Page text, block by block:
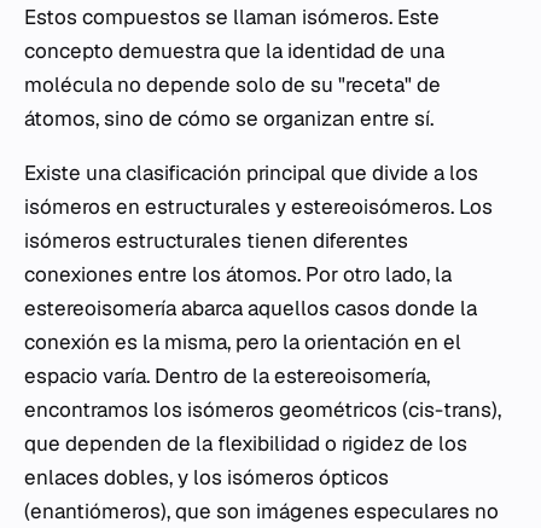
Estos compuestos se llaman isómeros. Este
concepto demuestra que la identidad de una
molécula no depende solo de su "receta" de
átomos, sino de cómo se organizan entre sí.
Existe una clasificación principal que divide a los
isómeros en estructurales y estereoisómeros. Los
isómeros estructurales tienen diferentes
conexiones entre los átomos. Por otro lado, la
estereoisomería abarca aquellos casos donde la
conexión es la misma, pero la orientación en el
espacio varía. Dentro de la estereoisomería,
encontramos los isómeros geométricos (cis-trans),
que dependen de la flexibilidad o rigidez de los
enlaces dobles, y los isómeros ópticos
(enantiómeros), que son imágenes especulares no